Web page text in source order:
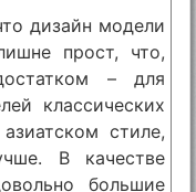
дизайн модели
прост, что,
– для
классических
стиле,
В качестве
большие